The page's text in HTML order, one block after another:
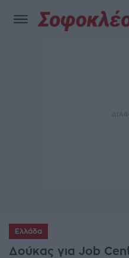
Ελλάδα
Δούκας για Job